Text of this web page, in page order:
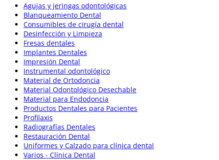
Agujas y jeringas odontológicas
Blanqueamiento Dental
Consumibles de cirugía dental
Desinfección y Limpieza
Fresas dentales
Implantes Dentales
Impresión Dental
Instrumental odontológico
Material de Ortodoncia
Material Odontológico Desechable
Material para Endodoncia
Productos Dentales para Pacientes
Profilaxis
Radiografías Dentales
Restauración Dental
Uniformes y Calzado para clínica dental
Varios - Clínica Dental